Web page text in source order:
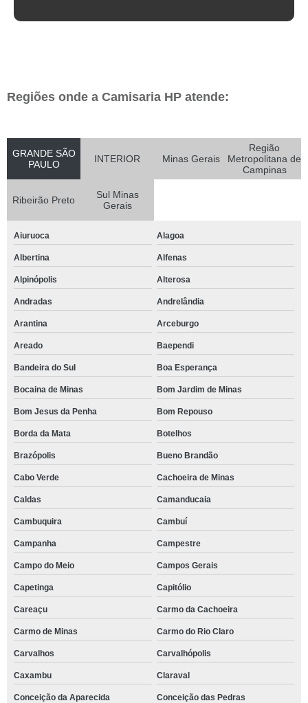
Regiões onde a Camisaria HP atende:
GRANDE SÃO
PAULO
INTERIOR Minas Gerais
Região
Metropolitana de
Campinas
Ribeirão Preto
Sul Minas
Gerais
Aiuruoca Alagoa
Albertina Alfenas
Alpinópolis Alterosa
Andradas Andrelândia
Arantina Arceburgo
Areado Baependi
Bandeira do Sul Boa Esperança
Bocaina de Minas Bom Jardim de Minas
Bom Jesus da Penha Bom Repouso
Borda da Mata Botelhos
Brazópolis Bueno Brandão
Cabo Verde Cachoeira de Minas
Caldas Camanducaia
Cambuquira Cambuí
Campanha Campestre
Campo do Meio Campos Gerais
Capetinga Capitólio
Careaçu Carmo da Cachoeira
Carmo de Minas Carmo do Rio Claro
Carvalhos Carvalhópolis
Caxambu Claraval
Conceição da Aparecida Conceição das Pedras